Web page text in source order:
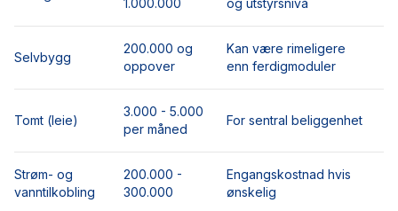
Selvbygg
200.000 og
oppover
Kan være rimeligere
enn ferdigmoduler
Tomt (leie)
3.000 - 5.000
per måned
For sentral beliggenhet
Strøm- og
vanntilkobling
200.000 -
300.000
Engangskostnad hvis
ønskelig